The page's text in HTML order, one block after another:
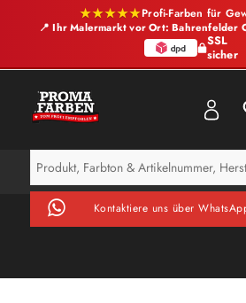
★★★★★Profi-Farben für
📍 Ihr Malermarkt vor Ort: Bahrenfelder
SSL
sicher
Kontaktiere uns über